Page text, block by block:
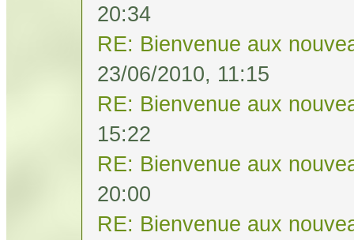
20:34
RE: Bienvenue aux
23/06/2010, 11:15
RE: Bienvenue aux
15:22
RE: Bienvenue aux
20:00
RE: Bienvenue aux